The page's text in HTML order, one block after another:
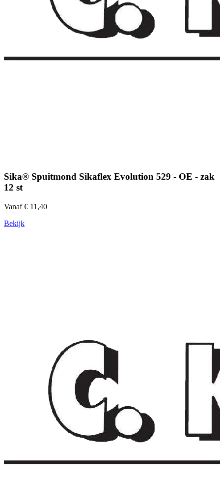
Sika® Spuitmond Sikaflex Evolution 529 - OE - zak
12 st
Vanaf € 11,40
Bekijk